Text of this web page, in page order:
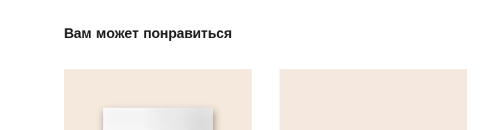
Вам может понравиться